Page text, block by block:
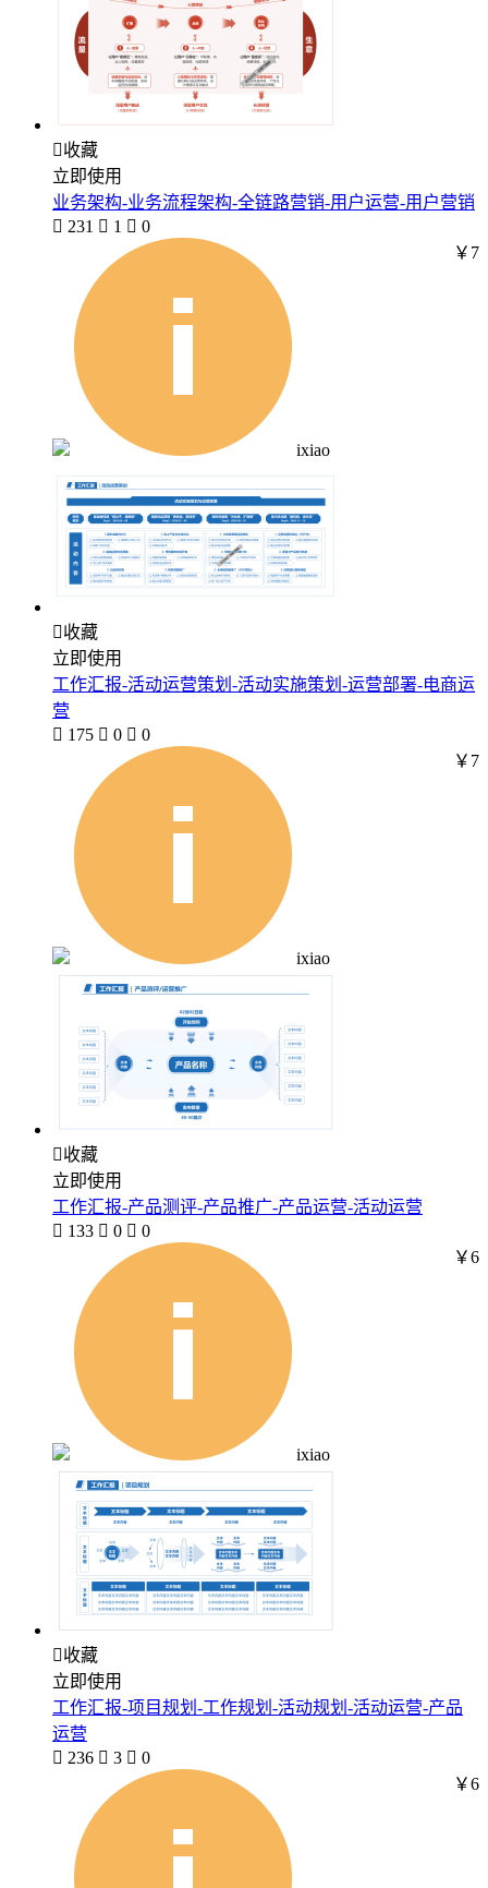
收藏
立即使用
业务架构-业务流程架构-全链路营销-用户运营-用户营销
 231  1  0
ixiao
￥7
收藏
立即使用
工作汇报-活动运营策划-活动实施策划-运营部署-电商运
营
 175  0  0
ixiao
￥7
收藏
立即使用
工作汇报-产品测评-产品推广-产品运营-活动运营
 133  0  0
ixiao
￥6
收藏
立即使用
工作汇报-项目规划-工作规划-活动规划-活动运营-产品
运营
 236  3  0
￥6